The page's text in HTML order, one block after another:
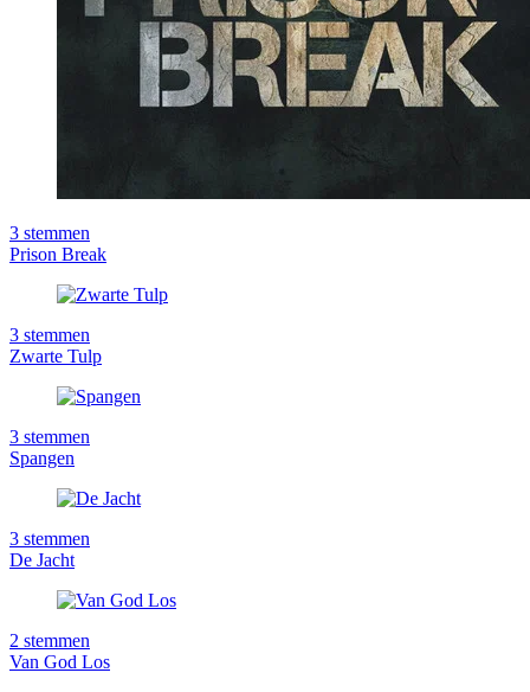
3 stemmen
Prison Break
3 stemmen
Zwarte Tulp
3 stemmen
Spangen
3 stemmen
De Jacht
2 stemmen
Van God Los